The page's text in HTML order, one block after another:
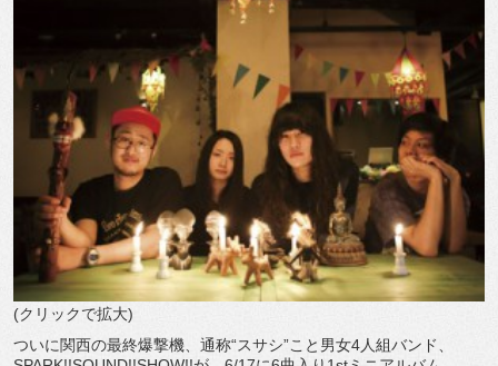
(クリックで拡大)
ついに関西の最終爆撃機、通称“スサシ”こと男女4人組バンド、